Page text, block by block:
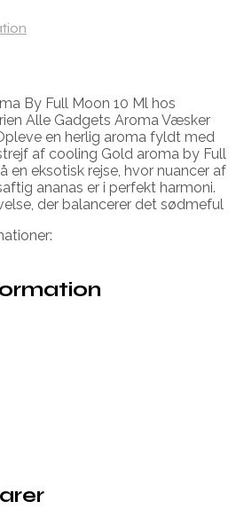
By Full Moon 10 Ml hos
Alle Gadgets Aroma Væsker
en herlig aroma fyldt med
af cooling Gold aroma by Full
en eksotisk rejse, hvor nuancer af
ananas er i perfekt harmoni.
der balancerer det sødmeful